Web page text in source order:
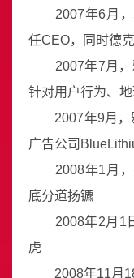
2007年6月，
任CEO，同时德
2007年7月，
针对用户行为、
2007年9月，
广告公司
2008年1月，
底分道扬镳
2008年2月1日
虎
2008年11月18